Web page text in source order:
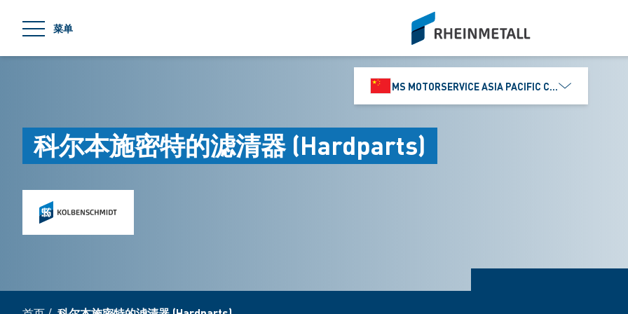
菜单
siteLogo
MS MOTORSERVICE ASIA PACIFIC CO., LTD.
科尔本施密特的滤清器 (Hardparts)